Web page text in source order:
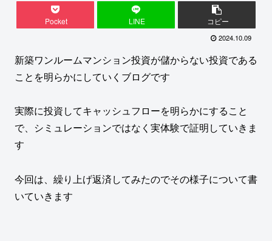
Pocket LINE コピー
2024.10.09
新築ワンルームマンション投資が儲からない投資である
ことを明らかにしていくブログです
実際に投資してキャッシュフローを明らかにすること
で、シミュレーションではなく実体験で証明していきま
す
今回は、繰り上げ返済してみたのでその様子について書
いていきます